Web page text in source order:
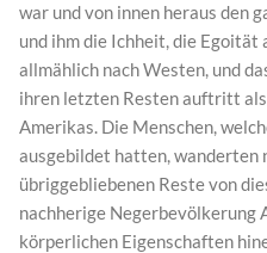
war und von innen heraus den
und ihm die Ichheit, die
allmählich nach Westen, und
ihren letzten Resten auftritt
Amerikas. Die Menschen,
ausgebildet hatten, wanderten
übriggebliebenen Reste von
nachherige Negerbevölkerung
körperlichen Eigenschaften